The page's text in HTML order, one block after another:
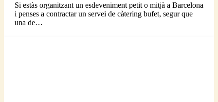
Si estàs organitzant un esdeveniment petit o mitjà a Barcelona
i penses a contractar un servei de càtering bufet, segur que
una de…